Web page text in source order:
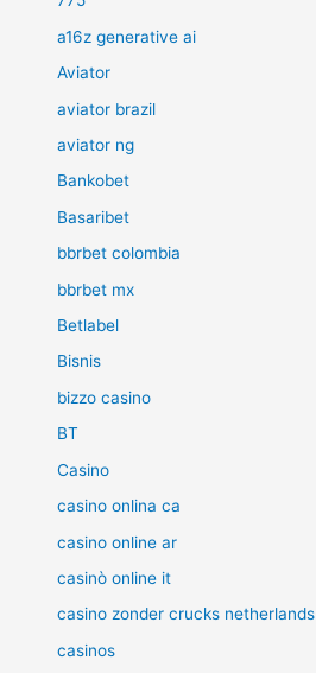
a16z generative ai
Aviator
aviator brazil
aviator ng
Bankobet
Basaribet
bbrbet colombia
bbrbet mx
Betlabel
Bisnis
bizzo casino
BT
Casino
casino onlina ca
casino online ar
casinò online it
casino zonder crucks netherlands
casinos